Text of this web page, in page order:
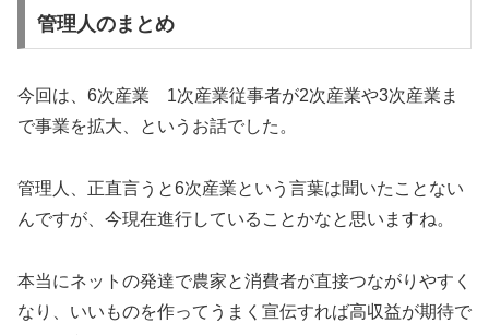
管理人のまとめ
今回は、6次産業 1次産業従事者が2次産業や3次産業ま
で事業を拡大、というお話でした。
管理人、正直言うと6次産業という言葉は聞いたことない
んですが、今現在進行していることかなと思いますね。
本当にネットの発達で農家と消費者が直接つながりやすく
なり、いいものを作ってうまく宣伝すれば高収益が期待で